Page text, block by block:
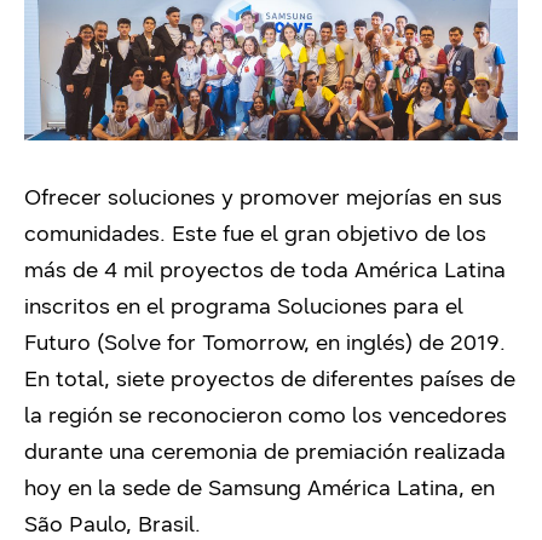
Ofrecer soluciones y promover mejorías en sus
comunidades. Este fue el gran objetivo de los
más de 4 mil proyectos de toda América Latina
inscritos en el programa Soluciones para el
Futuro (Solve for Tomorrow, en inglés) de 2019.
En total, siete proyectos de diferentes países de
la región se reconocieron como los vencedores
durante una ceremonia de premiación realizada
hoy en la sede de Samsung América Latina, en
São Paulo, Brasil.